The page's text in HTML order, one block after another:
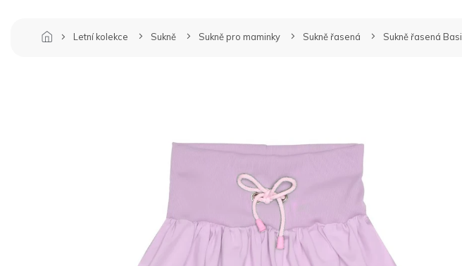
Letní kolekce Sukně Sukně pro maminky Sukně řasená Sukně řasená